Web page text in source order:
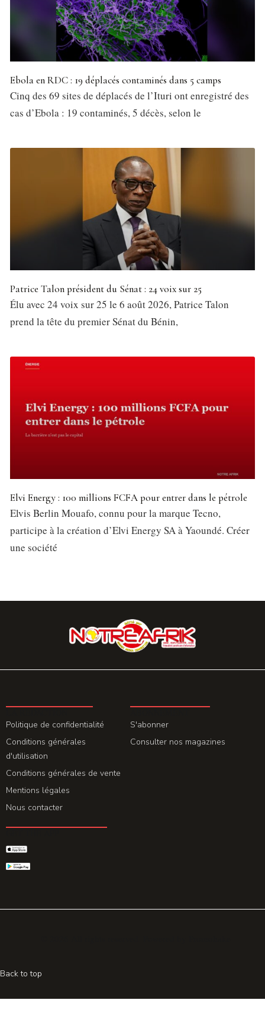
Ebola en RDC : 19 déplacés contaminés dans 5 camps
Cinq des 69 sites de déplacés de l’Ituri ont enregistré des
cas d’Ebola : 19 contaminés, 5 décès, selon le
Patrice Talon président du Sénat : 24 voix sur 25
Élu avec 24 voix sur 25 le 6 août 2026, Patrice Talon
prend la tête du premier Sénat du Bénin,
Elvi Energy : 100 millions FCFA pour entrer dans le pétrole
Elvis Berlin Mouafo, connu pour la marque Tecno,
participe à la création d’Elvi Energy SA à Yaoundé. Créer
une société
Politique de confidentialité
Conditions générales
d'utilisation
Conditions générales de vente
Mentions légales
Nous contacter
S'abonner
Consulter nos magazines
Back to top